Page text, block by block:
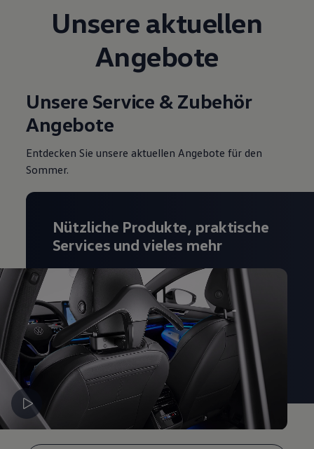
Handy und Fahrzeug verbinden
Updates für Software, Karten und Radio
Über Ihr Auto
Vorgängermodelle
Kundeninformationen
Warn- und Kontrollleuchten
Assistenzsysteme
Digitale Betriebsanleitung
Live Beratung
Magazin
Lifestyle
Pannen- und Unfallhilfe
Volkswagen Kundenbetreuung
Unsere aktuellen
Angebote
Unsere Service & Zubehör
Angebote
Entdecken Sie unsere aktuellen Angebote für den
Sommer.
Nützliche Produkte, praktische
Services und vieles mehr